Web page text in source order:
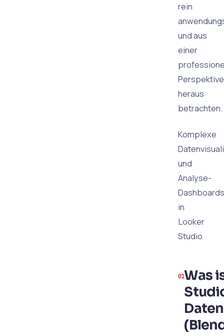
rein
und aus
einer
Perspektive
heraus
betrachten.
Komplexe
und
Analyse-
Dashboards
in
Looker
Studio
Was